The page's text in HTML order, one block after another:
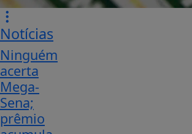
Notícias
Ninguém
acerta
Mega-
Sena;
prêmio